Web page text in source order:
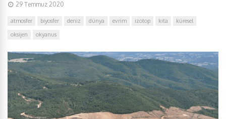
29 Temmuz 2020
atmosfer biyosfer deniz dünya evrim izotop kıta
küresel
oksijen
okyanus